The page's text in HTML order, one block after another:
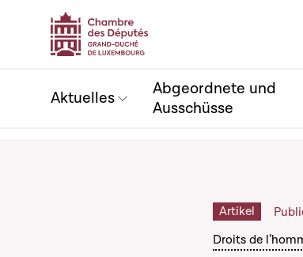
Aktuelles
Abgeordnete und
Ausschüsse
Droits de
Artikel